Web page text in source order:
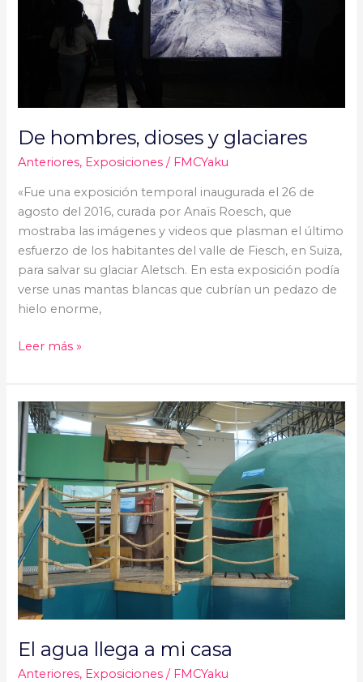
De hombres, dioses y glaciares
Anteriores, Exposiciones / FMCYaku
«Fue una exposición temporal inaugurada el 26 de
agosto del 2016, curada por Anaïs Roesch, que
mostraba las imágenes y videos que plasman el último
esfuerzo de los habitantes del valle de Fiesch, en Suiza,
para salvar su glaciar Aletsch. En esta exposición podía
verse unas mantas blancas que cubrían un pedazo de
hielo enorme,
Leer más »
El agua llega a mi casa
Anteriores, Exposiciones / FMCYaku
El
agua
llega
a
mi
casa